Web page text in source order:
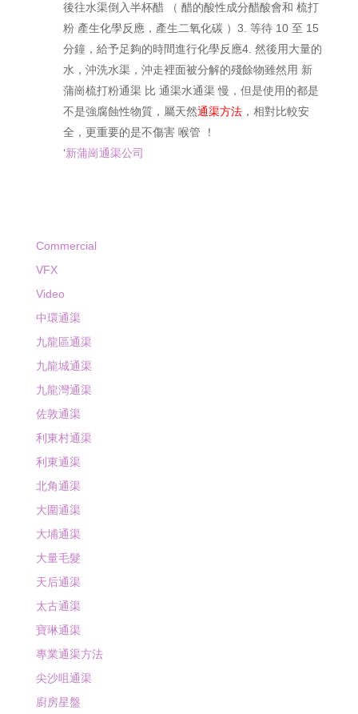
後往水渠倒入半杯醋 （ 醋的酸性成分醋酸會和 梳打
粉 產生化學反應，產生二氧化碳 ）3. 等待 10 至 15
分鐘，給予足夠的時間進行化學反應4. 然後用大量的
水，沖洗水渠，沖走裡面被分解的殘餘物雖然用 新
蒲崗梳打粉通渠 比 通渠水通渠 慢，但是使用的都是
不是強腐蝕性物質，屬天然通渠方法，相對比較安
全，更重要的是不傷害 喉管 ！
‘新蒲崗通渠公司
Commercial
VFX
Video
中環通渠
九龍區通渠
九龍城通渠
九龍灣通渠
佐敦通渠
利東村通渠
利東通渠
北角通渠
大圍通渠
大埔通渠
大量毛髮
天后通渠
太古通渠
寶琳通渠
專業通渠方法
尖沙咀通渠
廚房星盤